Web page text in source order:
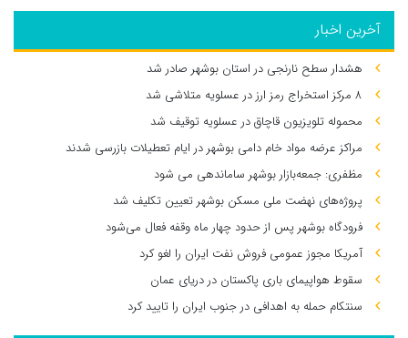
آخرین اخبار
هشدار سطح نارنجی در استان بوشهر صادر شد
۸ مرکز استخراج رمز ارز در عسلویه متلاشی شد
محموله تلویزیون قاچاق در عسلویه توقیف شد
مراکز عرضه مواد خام دامی بوشهر در ایام تعطیلات بازرسی شدند
مظفری: جمعه‌بازار بوشهر ساماندهی می‌ شود
پروژه‌های نهضت ملی مسکن بوشهر تعیین تکلیف شد
فرودگاه بوشهر پس از حدود چهار ماه وقفه فعال می‌شود
آمریکا مجوز عمومی فروش نفت ایران را لغو کرد
سقوط هواپیمای باری پاکستان در دریای عمان
سنتکام حمله به اهدافی در جنوب ایران را تایید کرد